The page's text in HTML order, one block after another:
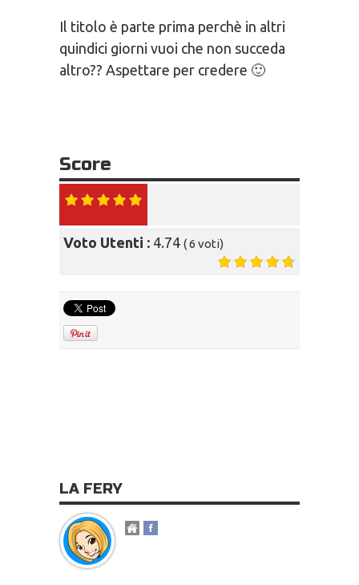
Il titolo è parte prima perchè in altri
quindici giorni vuoi che non succeda
altro?? Aspettare per credere 🙂
Score
Voto Utenti : 4.74 (6 voti)
LA FERY